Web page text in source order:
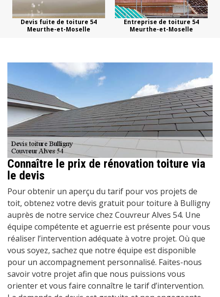
Devis fuite de toiture 54
Meurthe-et-Moselle
Entreprise de toiture 54
Meurthe-et-Moselle
Connaître le prix de rénovation toiture via
le devis
Pour obtenir un aperçu du tarif pour vos projets de
toit, obtenez votre devis gratuit pour toiture à Bulligny
auprès de notre service chez Couvreur Alves 54. Une
équipe compétente et aguerrie est présente pour vous
réaliser l’intervention adéquate à votre projet. Où que
vous soyez, sachez que notre équipe est disponible
pour un accompagnement personnalisé. Faites-nous
savoir votre projet afin que nous puissions vous
orienter et vous faire connaître le tarif d’intervention.